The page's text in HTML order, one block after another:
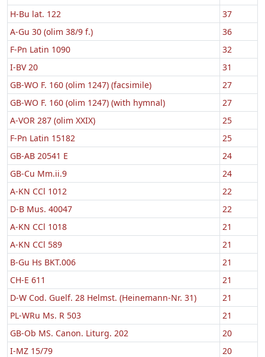
H-Bu lat. 122
37
A-Gu 30 (olim 38/9 f.)
36
F-Pn Latin 1090
32
I-BV 20
31
GB-WO F. 160 (olim 1247) (facsimile)
27
GB-WO F. 160 (olim 1247) (with hymnal)
27
A-VOR 287 (olim XXIX)
25
F-Pn Latin 15182
25
GB-AB 20541 E
24
GB-Cu Mm.ii.9
24
A-KN CCl 1012
22
D-B Mus. 40047
22
A-KN CCl 1018
21
A-KN CCl 589
21
B-Gu Hs BKT.006
21
CH-E 611
21
D-W Cod. Guelf. 28 Helmst. (Heinemann-Nr. 31)
21
PL-WRu Ms. R 503
21
GB-Ob MS. Canon. Liturg. 202
20
I-MZ 15/79
20